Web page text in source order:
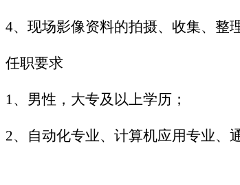
4、现场影像资料的拍摄、收集、整理
任职要求
1、男性，大专及以上学历；
2、自动化专业、计算机应用专业、